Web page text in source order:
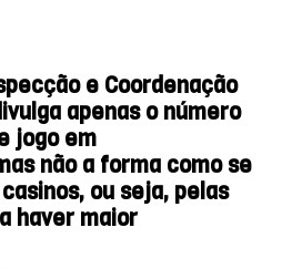
e Coordenação
apenas o número
jogo em
não a forma como se
ou seja, pelas
haver maior